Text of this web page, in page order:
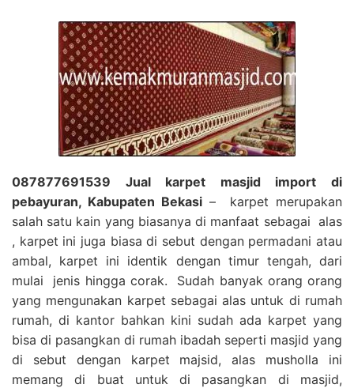
087877691539 Jual karpet masjid import di
pebayuran, Kabupaten Bekasi – karpet merupakan
salah satu kain yang biasanya di manfaat sebagai alas
, karpet ini juga biasa di sebut dengan permadani atau
ambal, karpet ini identik dengan timur tengah, dari
mulai jenis hingga corak. Sudah banyak orang orang
yang mengunakan karpet sebagai alas untuk di rumah
rumah, di kantor bahkan kini sudah ada karpet yang
bisa di pasangkan di rumah ibadah seperti masjid yang
di sebut dengan karpet majsid, alas musholla ini
memang di buat untuk di pasangkan di masjid,